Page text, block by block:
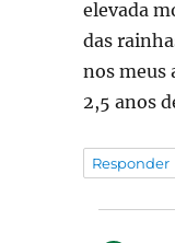
elevada
das
nos meus
2,5 anos
Responder